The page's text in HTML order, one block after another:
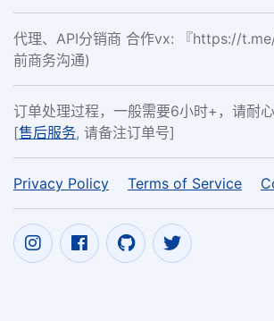
代理、API分销商 合作vx: 『https://
前商务沟通)
订单处理过程，一般需要6小时+，请耐心
[售后服务, 请备注订单号]
Privacy Policy Terms of Service